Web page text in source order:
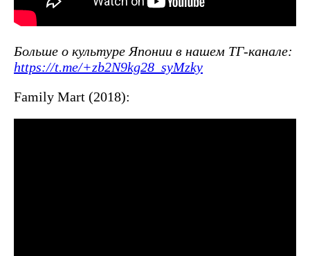
Больше о культуре Японии в нашем ТГ-канале:
https://t.me/+zb2N9kg28_syMzky
Family Mart (2018):